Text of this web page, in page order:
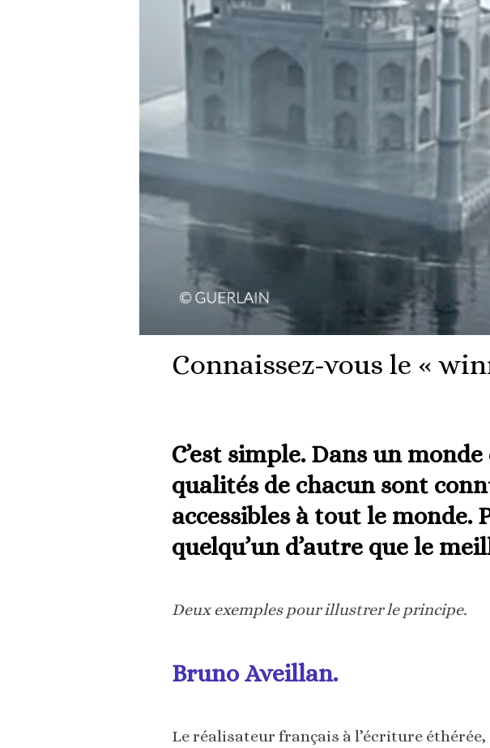
Connaissez-vous le «
C’est simple. Dans un
qualités de chacun sont
accessibles à tout le
quelqu’un d’autre que le
Deux exemples pour illustrer le principe.
Bruno Aveillan.
Le réalisateur français à l’écriture